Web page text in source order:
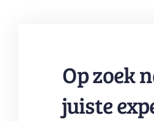
Op zoek
juiste